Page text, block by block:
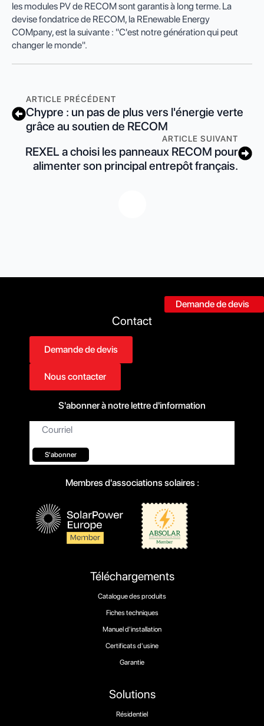
Demande de devis
les modules PV de RECOM sont garantis à long terme. La
devise fondatrice de RECOM, la REnewable Energy
COMpany, est la suivante : "C'est notre génération qui peut
changer le monde".
ARTICLE PRÉCÉDENT
Chypre : un pas de plus vers l'énergie verte
grâce au soutien de RECOM
ARTICLE SUIVANT
REXEL a choisi les panneaux RECOM pour
alimenter son principal entrepôt français.
Solutions
Résidentiel
Téléchargements
Catalogue des produits
Fiches techniques
Manuel d'installation
Certificats d'usine
Garantie
Contact
Demande de devis
Nous contacter
S'abonner à notre lettre d'information
Courriel*
S'abonner
Membres d'associations solaires :